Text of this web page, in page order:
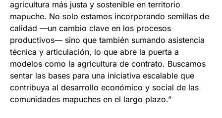
agricultura más justa y sostenible en territorio
mapuche. No solo estamos incorporando semillas de
calidad —un cambio clave en los procesos
productivos— sino que también sumando asistencia
técnica y articulación, lo que abre la puerta a
modelos como la agricultura de contrato. Buscamos
sentar las bases para una iniciativa escalable que
contribuya al desarrollo económico y social de las
comunidades mapuches en el largo plazo.”